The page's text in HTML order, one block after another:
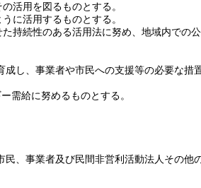
活用を図るものとする。
に活用するものとする。
持続性のある活用法に努め、地域内での
し、事業者や市民への支援等の必要な措
需給に努めるものとする。
、事業者及び民間非営利活動法人その他